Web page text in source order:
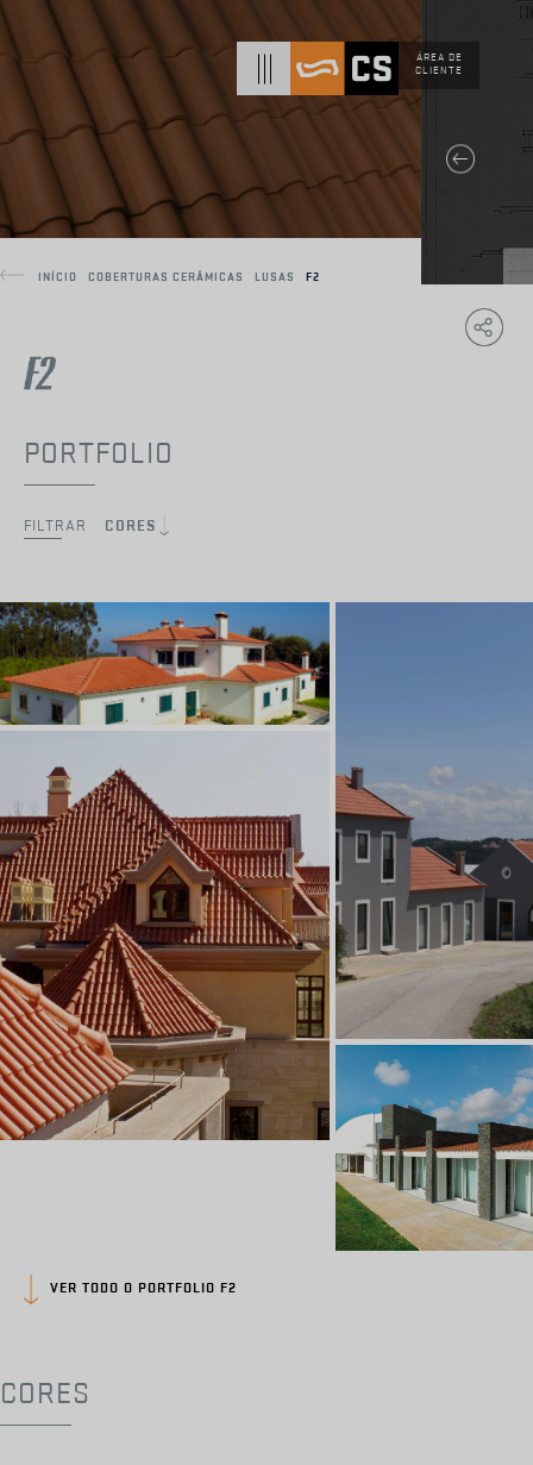
ÁREA DE
CLIENTE
INÍCIO COBERTURAS CERÂMICAS LUSAS F2
Copy
Link
PORTFOLIO
FILTRAR CORES
VER TODO O PORTFOLIO F2
CORES